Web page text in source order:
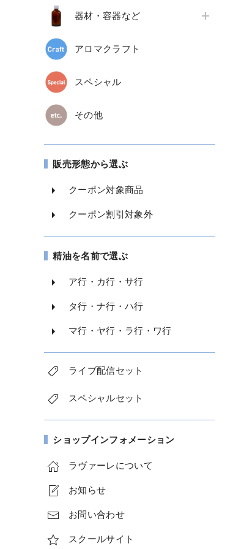
器材・容器など
アロマクラフト
スペシャル
その他
販売形態から選ぶ
クーポン対象商品
クーポン割引対象外
精油を名前で選ぶ
ア行・カ行・サ行
タ行・ナ行・ハ行
マ行・ヤ行・ラ行・ワ行
ライブ配信セット
スペシャルセット
ショップインフォメーション
ラヴァーレについて
お知らせ
お問い合わせ
スクールサイト